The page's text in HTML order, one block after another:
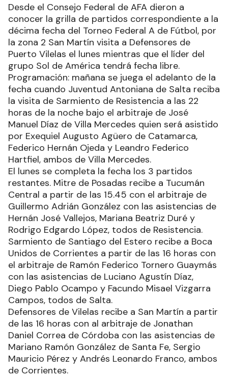
Desde el Consejo Federal de AFA dieron a
conocer la grilla de partidos correspondiente a la
décima fecha del Torneo Federal A de Fútbol, por
la zona 2 San Martín visita a Defensores de
Puerto Vilelas el lunes mientras que el líder del
grupo Sol de América tendrá fecha libre.
Programación: mañana se juega el adelanto de la
fecha cuando Juventud Antoniana de Salta reciba
la visita de Sarmiento de Resistencia a las 22
horas de la noche bajo el arbitraje de José
Manuel Díaz de Villa Mercedes quien será asistido
por Exequiel Augusto Agüero de Catamarca,
Federico Hernán Ojeda y Leandro Federico
Hartfiel, ambos de Villa Mercedes.
El lunes se completa la fecha los 3 partidos
restantes. Mitre de Posadas recibe a Tucumán
Central a partir de las 15.45 con el arbitraje de
Guillermo Adrián González con las asistencias de
Hernán José Vallejos, Mariana Beatriz Duré y
Rodrigo Edgardo López, todos de Resistencia.
Sarmiento de Santiago del Estero recibe a Boca
Unidos de Corrientes a partir de las 16 horas con
el arbitraje de Ramón Federico Tornero Guaymás
con las asistencias de Luciano Agustín Díaz,
Diego Pablo Ocampo y Facundo Misael Vizgarra
Campos, todos de Salta.
Defensores de Vilelas recibe a San Martín a partir
de las 16 horas con al arbitraje de Jonathan
Daniel Correa de Córdoba con las asistencias de
Mariano Ramón González de Santa Fe, Sergio
Mauricio Pérez y Andrés Leonardo Franco, ambos
de Corrientes.